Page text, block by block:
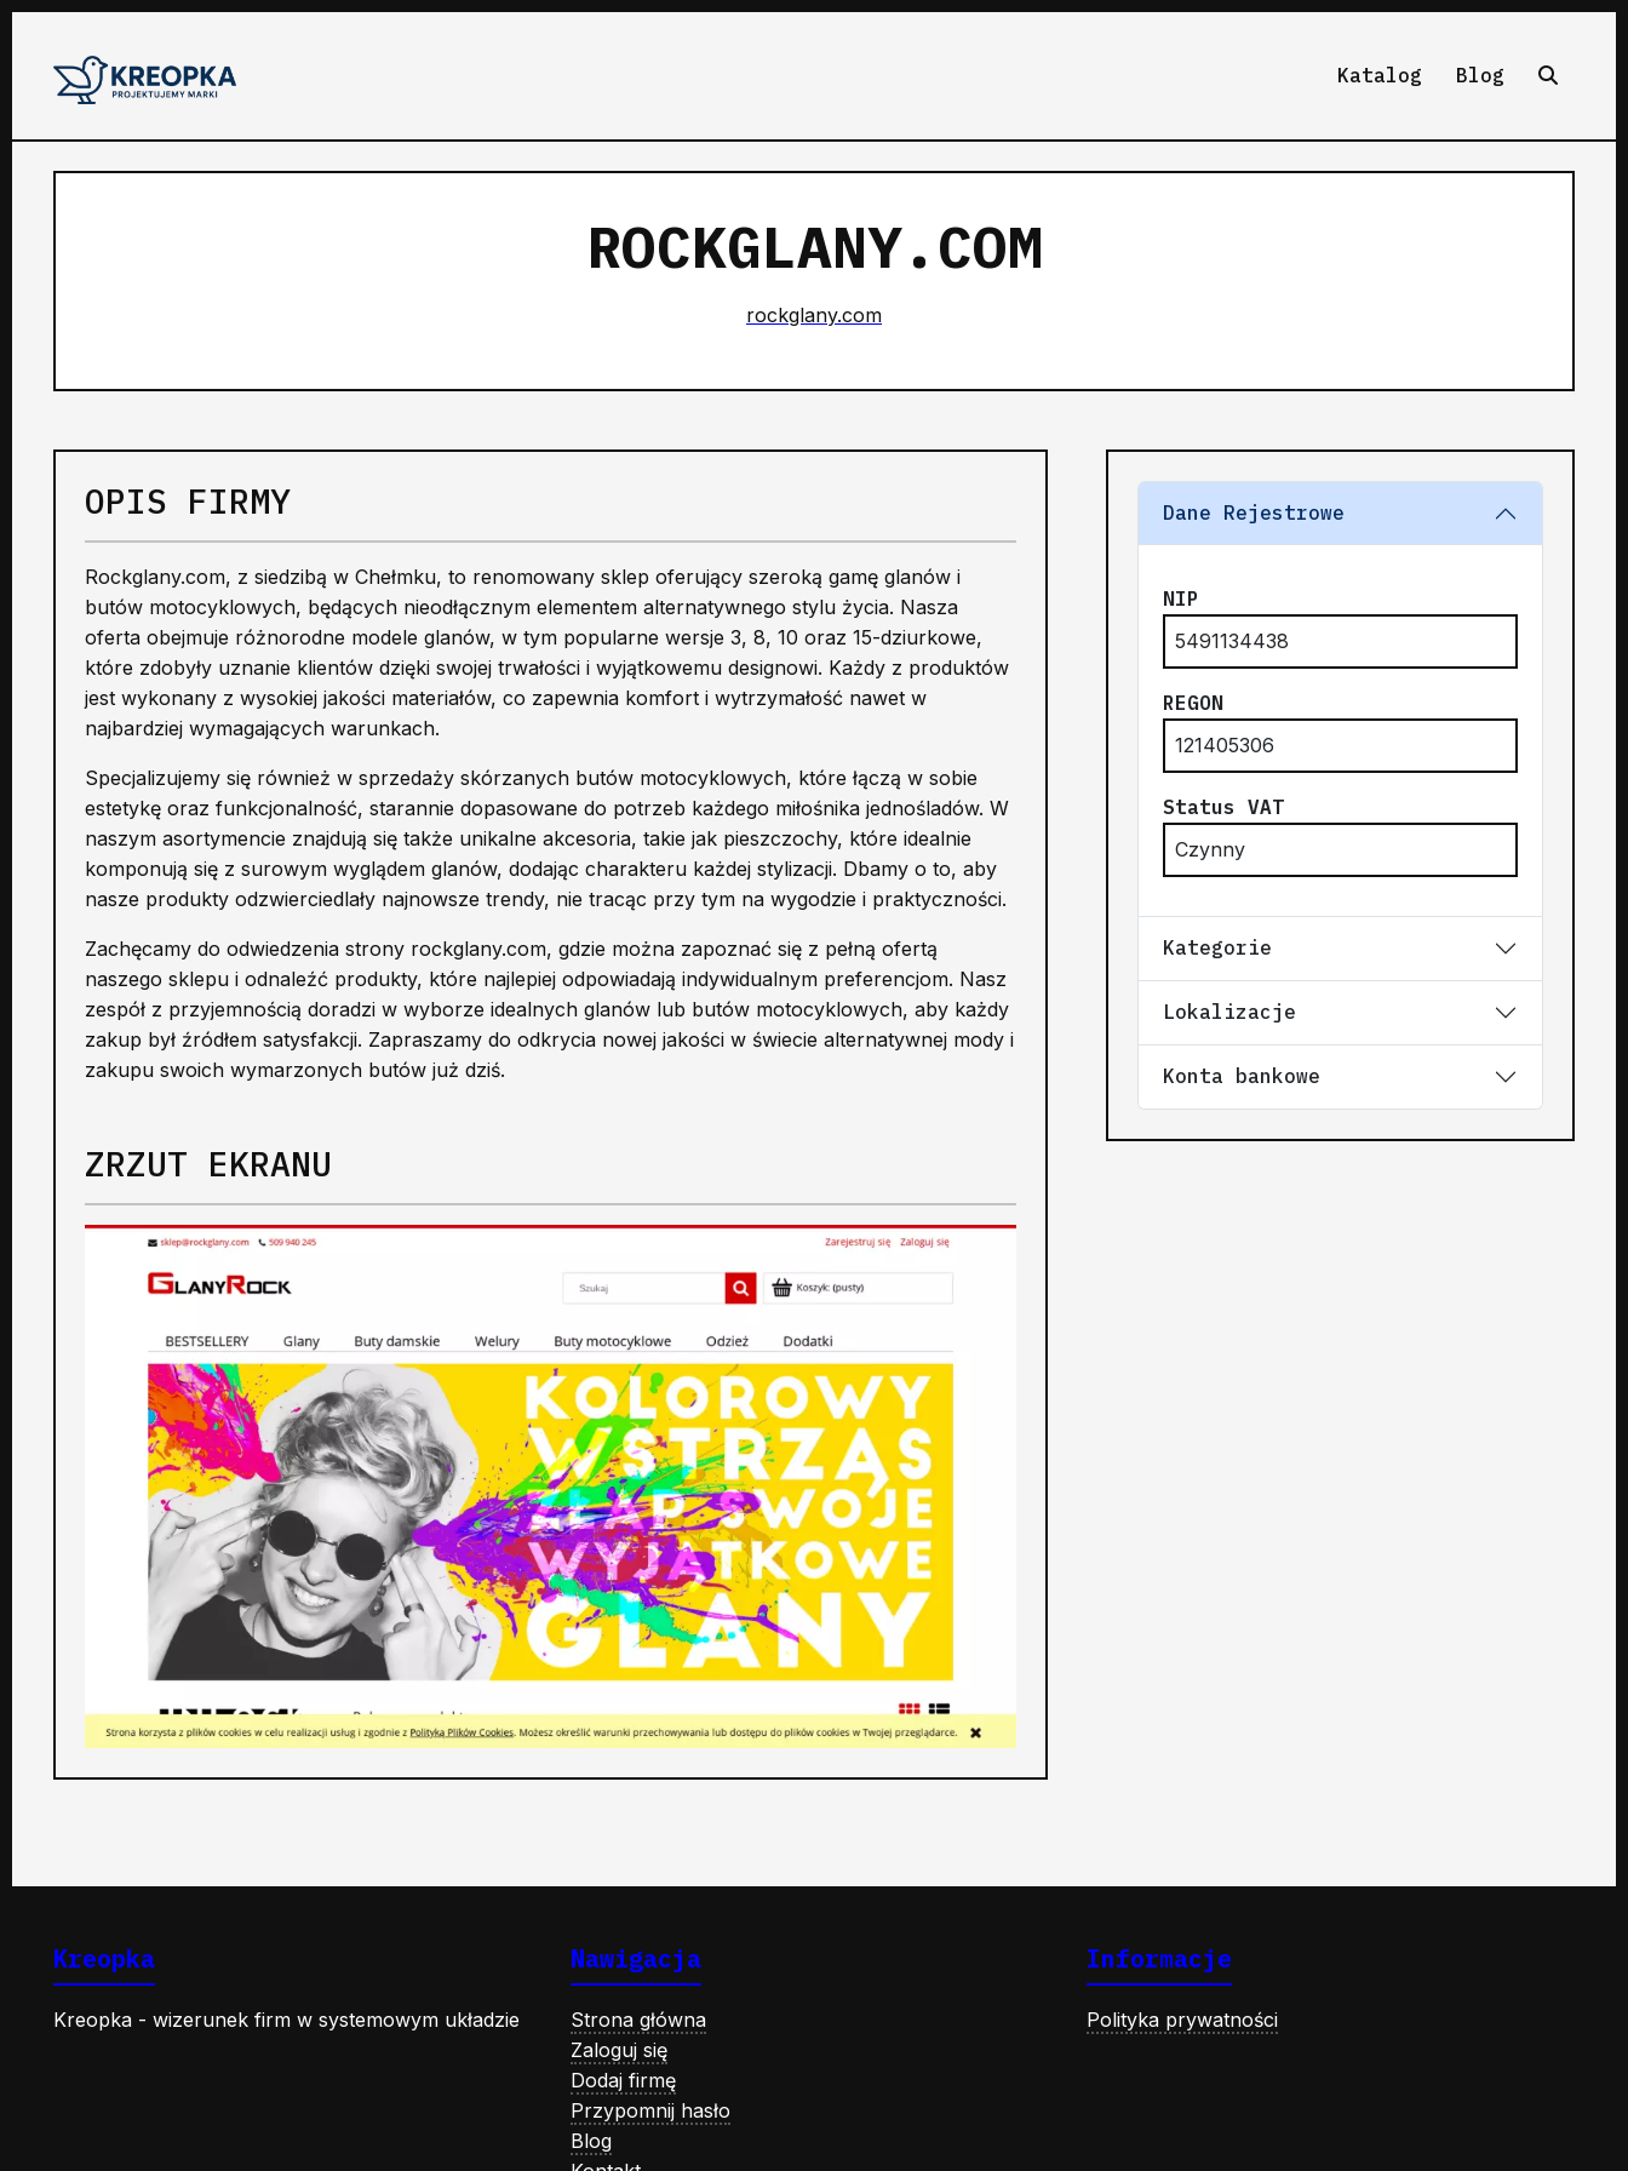
Katalog Blog
ROCKGLANY.COM
rockglany.com
OPIS FIRMY
Rockglany.com, z siedzibą w Chełmku, to renomowany sklep oferujący szeroką gamę glanów i
butów motocyklowych, będących nieodłącznym elementem alternatywnego stylu życia. Nasza
oferta obejmuje różnorodne modele glanów, w tym popularne wersje 3, 8, 10 oraz 15-dziurkowe,
które zdobyły uznanie klientów dzięki swojej trwałości i wyjątkowemu designowi. Każdy z produktów
jest wykonany z wysokiej jakości materiałów, co zapewnia komfort i wytrzymałość nawet w
najbardziej wymagających warunkach.
Specjalizujemy się również w sprzedaży skórzanych butów motocyklowych, które łączą w sobie
estetykę oraz funkcjonalność, starannie dopasowane do potrzeb każdego miłośnika jednośladów. W
naszym asortymencie znajdują się także unikalne akcesoria, takie jak pieszczochy, które idealnie
komponują się z surowym wyglądem glanów, dodając charakteru każdej stylizacji. Dbamy o to, aby
nasze produkty odzwierciedlały najnowsze trendy, nie tracąc przy tym na wygodzie i praktyczności.
Zachęcamy do odwiedzenia strony rockglany.com, gdzie można zapoznać się z pełną ofertą
naszego sklepu i odnaleźć produkty, które najlepiej odpowiadają indywidualnym preferencjom. Nasz
zespół z przyjemnością doradzi w wyborze idealnych glanów lub butów motocyklowych, aby każdy
zakup był źródłem satysfakcji. Zapraszamy do odkrycia nowej jakości w świecie alternatywnej mody i
zakupu swoich wymarzonych butów już dziś.
ZRZUT EKRANU
Dane Rejestrowe
NIP
5491134438
REGON
121405306
Status VAT
Czynny
Kategorie
Lokalizacje
Konta bankowe
Kreopka
Kreopka - wizerunek firm w systemowym układzie
Nawigacja
Strona główna
Zaloguj się
Dodaj firmę
Przypomnij hasło
Blog
Informacje
Polityka prywatności